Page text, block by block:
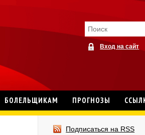
Вход на сайт
БОЛЕЛЬЩИКАМ ПРОГНОЗЫ
Подписаться на RSS